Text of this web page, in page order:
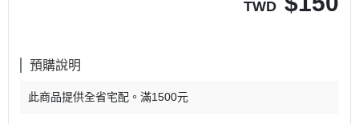
TWD
預購說明
此商品提供全省宅配。滿1500元